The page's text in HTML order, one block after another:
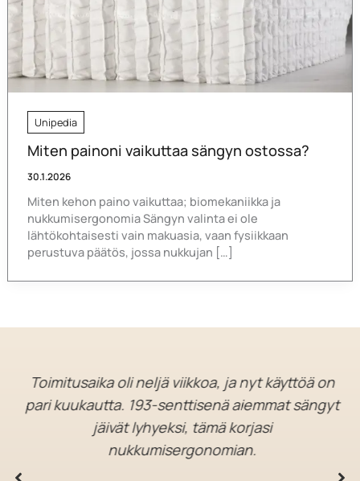
Unipedia
Miten painoni vaikuttaa sängyn ostossa?
30.1.2026
Miten kehon paino vaikuttaa; biomekaniikka ja
nukkumisergonomia Sängyn valinta ei ole
lähtökohtaisesti vain makuasia, vaan fysiikkaan
perustuva päätös, jossa nukkujan […]
Toimitusaika oli neljä viikkoa, ja nyt käyttöä on
pari kuukautta. 193-senttisenä aiemmat sängyt
jäivät lyhyeksi, tämä korjasi
nukkumisergonomian.